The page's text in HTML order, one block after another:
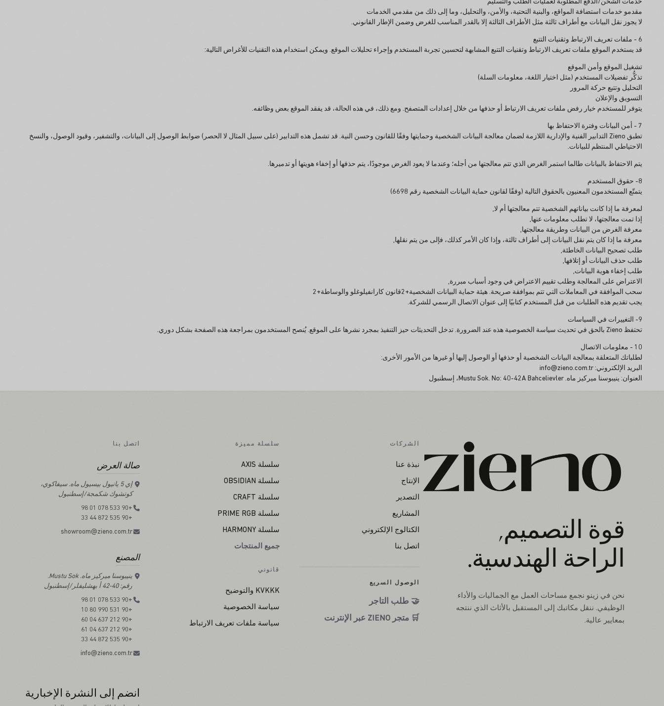
خدمات الشحن/الدفع المطلوبة لعمليات الطلب والتسليم
مقدمو خدمات استضافة المواقع، والبنية التحتية، والأمن، والتحليل، وما إلى ذلك من مقدمي الخدمات
لا يجوز نقل البيانات مع أطراف ثالثة مثل الأطراف الثالثة إلا بالقدر المناسب للغرض وضمن الإطار القانوني.
6 - ملفات تعريف الارتباط وتقنيات التتبع
قد يستخدم الموقع ملفات تعريف الارتباط وتقنيات التتبع المشابهة لتحسين تجربة المستخدم وإجراء تحليلات الموقع. ويمكن استخدام هذه التقنيات للأغراض التالية:
تشغيل الموقع وأمن الموقع
تذكُّر تفضيلات المستخدم (مثل اختيار اللغة، معلومات السلة)
التحليل وتتبع حركة المرور
التسويق والإعلان
يتوفر للمستخدم خيار رفض ملفات تعريف الارتباط أو حذفها من خلال إعدادات المتصفح. ومع ذلك، في هذه الحالة، قد يفقد الموقع بعض وظائفه.
7 - أمن البيانات وفترة الاحتفاظ بها
تطبق Zieno التدابير الفنية والإدارية اللازمة لضمان معالجة البيانات الشخصية وحمايتها وفقًا للقانون وحسن النية. قد تشمل هذه التدابير (على سبيل المثال لا الحصر) ضوابط الوصول إلى البيانات، والتشفير، وقيود الوصول، والنسخ
الاحتياطي المنتظم للبيانات.
يتم الاحتفاظ بالبيانات طالما استمر الغرض الذي تتم معالجتها من أجله؛ وعندما لا يعود الغرض موجودًا، يتم حذفها أو إخفاء هويتها أو تدميرها.
8- حقوق المستخدم
يتمتّع المستخدمون المعنيون بالحقوق التالية (وفقًا لقانون حماية البيانات الشخصية رقم 6698)
لمعرفة ما إذا كانت بياناتهم الشخصية تتم معالجتها أم لا,
إذا تمت معالجتها، لا تطلب معلومات عنها,
معرفة الغرض من البيانات وطريقة معالجتها,
معرفة ما إذا كان يتم نقل البيانات إلى أطراف ثالثة، وإذا كان الأمر كذلك، فإلى من يتم نقلها,
طلب تصحيح البيانات الخاطئة,
طلب حذف البيانات أو إتلافها,
طلب إخفاء هوية البيانات,
الاعتراض على المعالجة وطلب تقييم الاعتراض في وجود أسباب مبررة,
سحب الموافقة في المعاملات التي تتم بموافقة صريحة. هيئة حماية البيانات الشخصية+2قانون كارانفيلوغلو والوساطة+2
يجب تقديم هذه الطلبات من قبل المستخدم كتابيًا إلى عنوان الاتصال الرسمي للشركة.
9- التغييرات في السياسات
تحتفظ Zieno بالحق في تحديث سياسة الخصوصية هذه عند الضرورة. تدخل التحديثات حيز التنفيذ بمجرد نشرها على الموقع. يُنصح المستخدمون بمراجعة هذه الصفحة بشكل دوري.
10 - معلومات الاتصال
لطلباتك المتعلقة بمعالجة البيانات الشخصية أو حذفها أو الوصول إليها أو غيرها من الأمور الأخرى:
البريد الإلكتروني: info@zieno.com.tr
العنوان: ينيبوسنا ميركيز ماه. Mustu Sok. No: 40-42A Bahcelievler، إسطنبول
قوة التصميم,
الراحة الهندسية.
نحن في زينو نجمع مساحات العمل مع الجماليات والأداء
الوظيفي. ننقل مكاتبك إلى المستقبل بالأثاث الذي ننتجه
بمعايير عالية.
الشركات
نبذة عنا
الإنتاج
التصدير
المشاريع
الكتالوج الإلكتروني
اتصل بنا
الوصول السريع
🤝 طلب التاجر
🛒 متجر ZIENO عبر الإنترنت
سلسلة مميزة
سلسلة AXIS
سلسلة OBSIDIAN
سلسلة CRAFT
سلسلة PRIME RGB
سلسلة HARMONY
جميع المنتجات
قانوني
KVKKK والتوضيح
سياسة الخصوصية
سياسة ملفات تعريف الارتباط
اتصل بنا
صالة العرض
إي 5 يانيول بيسيول ماه. سيفاكوي،
كوتشوك شكمجة/إسطنبول
+90 533 078 01 98
+90 535 872 44 33
showroom@zieno.com.tr
المصنع
ينيبوسنا ميركيز ماه. Mustu Sok.
رقم: 40-42 أ بهشليفلر/إسطنبول
+90 533 078 01 98
+90 531 990 80 10
+90 212 637 04 60
+90 212 637 04 61
+90 535 872 44 33
info@zieno.com.tr
انضم إلى النشرة الإخبارية